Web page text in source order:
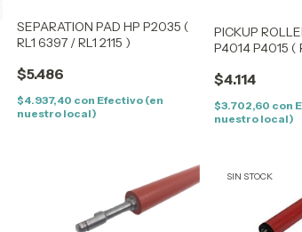
SEPARATION PAD HP P2035 (
RL1 6397 / RL1 2115 )
$5.486
$4.937,40 con Efectivo (en
nuestro local)
PICKUP
P4014 P4015 (
$4.114
$3.702,60 con
nuestro local)
SIN STOCK